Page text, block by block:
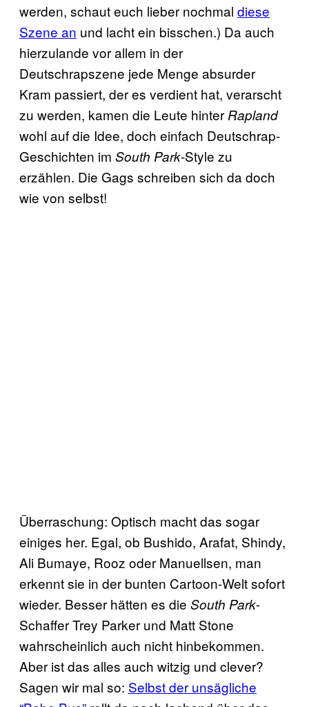
werden, schaut euch lieber nochmal diese
Szene an und lacht ein bisschen.) Da auch
hierzulande vor allem in der
Deutschrapszene jede Menge absurder
Kram passiert, der es verdient hat, verarscht
zu werden, kamen die Leute hinter Rapland
wohl auf die Idee, doch einfach Deutschrap-
Geschichten im South Park-Style zu
erzählen. Die Gags schreiben sich da doch
wie von selbst!
Überraschung: Optisch macht das sogar
einiges her. Egal, ob Bushido, Arafat, Shindy,
Ali Bumaye, Rooz oder Manuellsen, man
erkennt sie in der bunten Cartoon-Welt sofort
wieder. Besser hätten es die South Park-
Schaffer Trey Parker und Matt Stone
wahrscheinlich auch nicht hinbekommen.
Aber ist das alles auch witzig und clever?
Sagen wir mal so: Selbst der unsägliche